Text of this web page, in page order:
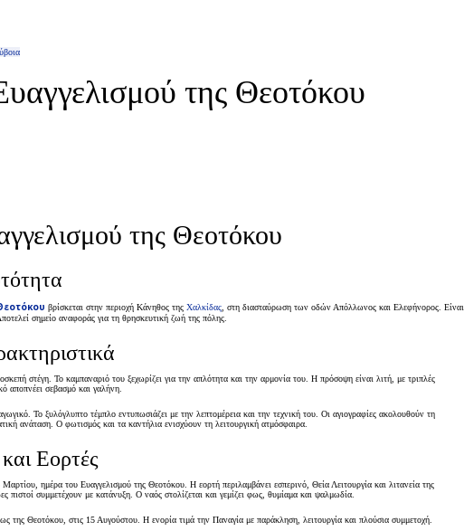
της Θεοτόκου
της Θεοτόκου
βρίσκεται στην περιοχή Κάνηθος της Χαλκίδας , στη διασταύρωση των οδών Απόλλωνος και Ελεφήνορος. Είναι
σημείο αναφοράς για τη θρησκευτική ζωή της πόλης.
στέγη. Το καμπαναριό του ξεχωρίζει για την απλότητα και την αρμονία του. Η πρόσοψη είναι λιτή, με τριπλές
αποπνέει σεβασμό και γαλήνη.
Το ξυλόγλυπτο τέμπλο εντυπωσιάζει με την λεπτομέρεια και την τεχνική του. Οι αγιογραφίες ακολουθούν τη
ανάταση. Ο φωτισμός και τα καντήλια ενισχύουν τη λειτουργική ατμόσφαιρα.
Εορτές
ημέρα του Ευαγγελισμού της Θεοτόκου. Η εορτή περιλαμβάνει εσπερινό, Θεία Λειτουργία και λιτανεία της
πιστοί συμμετέχουν με κατάνυξη. Ο ναός στολίζεται και γεμίζει φως, θυμίαμα και ψαλμωδία.
της Θεοτόκου, στις 15 Αυγούστου. Η ενορία τιμά την Παναγία με παράκληση, λειτουργία και πλούσια συμμετοχή.